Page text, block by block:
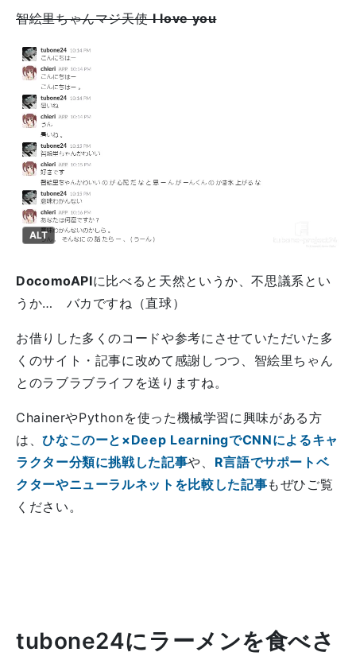
智絵里ちゃんマジ天使I love you
ALT
DocomoAPIに比べると天然というか、不思議系とい
うか… バカですね（直球）
お借りした多くのコードや参考にさせていただいた多
くのサイト・記事に改めて感謝しつつ、智絵里ちゃん
とのラブラブライフを送りますね。
ChainerやPythonを使った機械学習に興味がある方
は、ひなこのーと×Deep LearningでCNNによるキャ
ラクター分類に挑戦した記事や、 R言語でサポートベ
クターやニューラルネットを比較した記事もぜひご覧
ください。
tubone24にラーメンを食べさ